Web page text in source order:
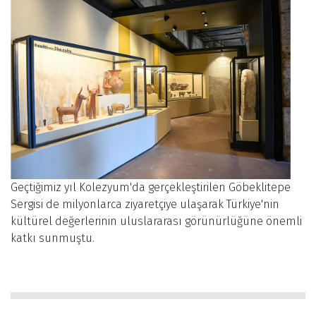
Geçtiğimiz yıl Kolezyum'da gerçekleştirilen Göbeklitepe
Sergisi de milyonlarca ziyaretçiye ulaşarak Türkiye'nin
kültürel değerlerinin uluslararası görünürlüğüne önemli
katkı sunmuştu.